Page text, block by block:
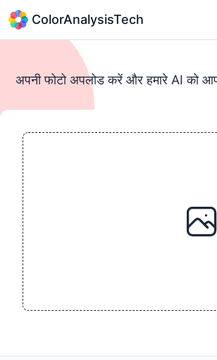
ColorAnalysisTech
अपनी फोटो अपलोड करें और हमारे AI को